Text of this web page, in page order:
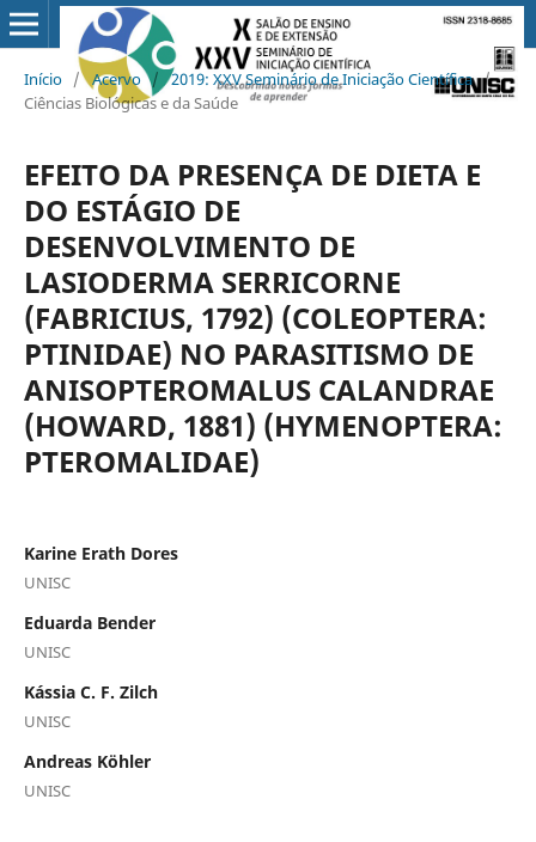
Início / Acervo / 2019: XXV Seminário de Iniciação Científica /
Ciências Biológicas e da Saúde
EFEITO DA PRESENÇA DE DIETA E
DO ESTÁGIO DE
DESENVOLVIMENTO DE
LASIODERMA SERRICORNE
(FABRICIUS, 1792) (COLEOPTERA:
PTINIDAE) NO PARASITISMO DE
ANISOPTEROMALUS CALANDRAE
(HOWARD, 1881) (HYMENOPTERA:
PTEROMALIDAE)
Karine Erath Dores
UNISC
Eduarda Bender
UNISC
Kássia C. F. Zilch
UNISC
Andreas Köhler
UNISC